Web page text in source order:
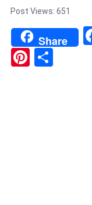
Post Views: 651
Share
Pinterest